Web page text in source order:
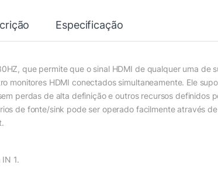
Especificação
que permite que o sinal HDMI de qualquer uma de
monitores HDMI conectados simultaneamente. Ele
perdas de alta definição e outros recursos definidos
de fonte/sink pode ser operado facilmente através
1.